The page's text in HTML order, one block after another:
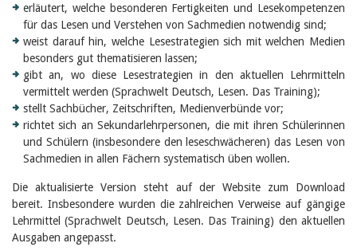
Einmalige Beiträge
Bibliotheksangebote
Bibliosuisse
Kantonale
Unterstützungsbeiträge
Rezensionen
Schweizer Literatur
Alle Tags
Autoren
Julie Greub
Ursula Strahm
Sandra Dettwyler
Sibylle Birrer
Javier Lopez
Céline Graf
erläutert, welche besonderen Fertigkeiten und Lesekompetenzen
für das Lesen und Verstehen von Sachmedien notwendig sind;
weist darauf hin, welche Lesestrategien sich mit welchen Medien
besonders gut thematisieren lassen;
gibt an, wo diese Lesestrategien in den aktuellen Lehrmitteln
vermittelt werden (Sprachwelt Deutsch, Lesen. Das Training);
stellt Sachbücher, Zeitschriften, Medienverbünde vor;
richtet sich an Sekundarlehrpersonen, die mit ihren Schülerinnen
und Schülern (insbesondere den leseschwächeren) das Lesen von
Sachmedien in allen Fächern systematisch üben wollen.
Die aktualisierte Version steht auf der Website zum Download
bereit. Insbesondere wurden die zahlreichen Verweise auf gängige
Lehrmittel (Sprachwelt Deutsch, Lesen. Das Training) den aktuellen
Ausgaben angepasst.